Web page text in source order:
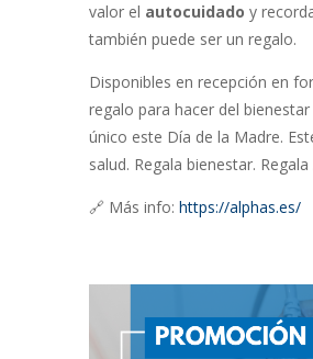
valor el autocuidado y
también puede ser un regalo.
Disponibles en recepción en
regalo para hacer del
único este Día de la Madre.
salud. Regala bienestar. Regala
🔗 Más info: https://alphas.es/